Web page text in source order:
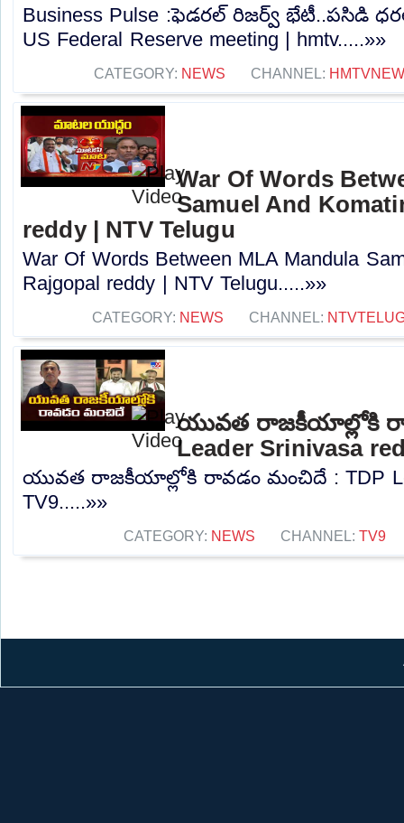
Business Pulse :ఫెడరల్ రిజర్వ్ భేటీ..పసిడి
US Federal Reserve meeting | hmtv.....»»
CATEGORY: NEWS CHANNEL:
War Of Words
Samuel And
reddy | NTV Telugu
War Of Words Between MLA Mandula
Rajgopal reddy | NTV Telugu.....»»
CATEGORY: NEWS CHANNEL:
యువత రాజకీయాల్లోకి
Leader Srinivasa
యువత రాజకీయాల్లోకి రావడం మంచిదే : TDP
TV9.....»»
CATEGORY: NEWS CHANNEL: TV9